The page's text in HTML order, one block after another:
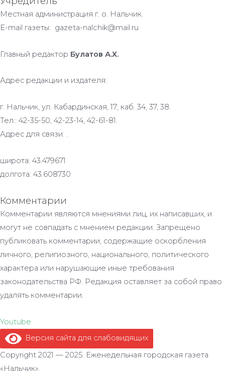
Местная администрация г. о. Нальчик.
E-mail газеты: gazeta-nalchik@mail.ru
Главный редактор Булатов А.Х.
Адрес редакции и издателя:
г. Нальчик, ул. Кабардинская, 17; каб. 34, 37, 38.
Тел.: 42-35-50, 42-23-14, 42-61-81.
Адрес для связи: .
широта: 43.479671
долгота: 43.608730
Комментарии
Комментарии являются мнениями лиц, их написавших, и
могут не совпадать с мнением редакции. Запрещено
публиковать комментарии, содержащие оскорбления
личного, религиозного, национального, политического
характера или нарушающие иные требования
законодательства РФ. Редакция оставляет за собой право
удалять комментарии.
Youtube
Версия сайта для слабовидящих
.
Copyright 2021 — 2025. Еженедельная городская газета
«Нальчик».